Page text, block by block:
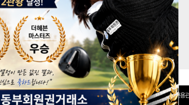
선불카드
전용